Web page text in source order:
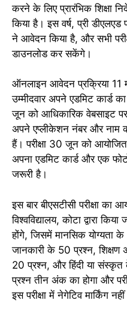
करने के लिए प्रारंभिक शिक्षा
किया है। इस वर्ष, प्री डीएलएड
ने आवेदन किया है, और सभी
डाउनलोड कर सकेंगे।
ऑनलाइन आवेदन प्रक्रिया
उम्मीदवार अपने एडमिट कार्ड
जून को आधिकारिक वेबसाइट पर
अपने एप्लीकेशन नंबर और नाम
हैं। परीक्षा 30 जून को
अपना एडमिट कार्ड और एक
जरूरी है।
इस बार बीएसटीसी परीक्षा का
विश्वविद्यालय, कोटा द्वारा
होंगे, जिसमें मानसिक योग्यता
जानकारी के 50 प्रश्न,
20 प्रश्न, और हिंदी या
प्रश्न तीन अंक का होगा और
इस परीक्षा में नेगेटिव मार्किंग नहीं